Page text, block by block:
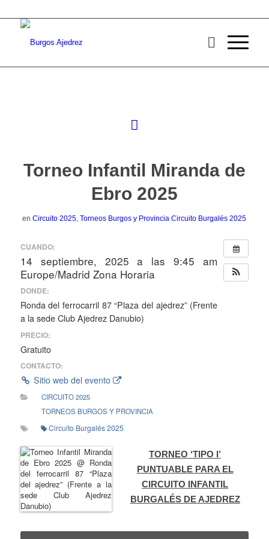
Torneo Infantil Miranda de
Ebro 2025
enCircuito 2025,Torneos Burgos y Provincia Circuito Burgalés 2025
CUANDO:
14 septiembre, 2025 a las 9:45 am
Europe/Madrid Zona Horaria
DONDE:
Ronda del ferrocarril 87 “Plaza del ajedrez” (Frente
a la sede Club Ajedrez Danubio)
PRECIO:
Gratuito
CONTACTO:
Sitio web del evento
CIRCUITO 2025
TORNEOS BURGOS Y PROVINCIA
Circuito Burgalés 2025
TORNEO ‘TIPO I’
PUNTUABLE PARA EL
CIRCUITO INFANTIL
BURGALÉS DE AJEDREZ